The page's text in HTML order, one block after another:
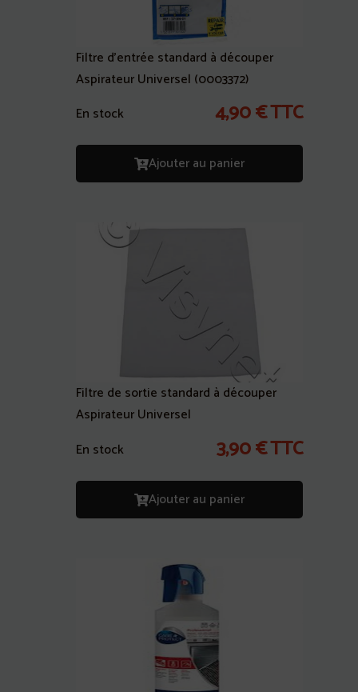
Filtre d’entrée standard à découper
Aspirateur Universel (0003372)
En stock
4,90€TTC
Ajouter au panier
Filtre de sortie standard à découper
Aspirateur Universel
En stock
3,90€TTC
Ajouter au panier